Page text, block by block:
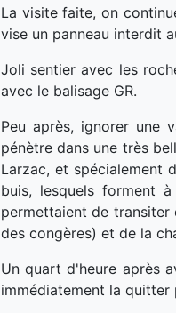
La visite faite, on
vise un panneau interdit
Joli sentier avec les
avec le balisage GR.
Peu après, ignorer une
pénètre dans une très
Larzac, et spécialement
buis, lesquels forment
permettaient de transiter
des congères) et de la
Un quart d'heure après
immédiatement la quitter